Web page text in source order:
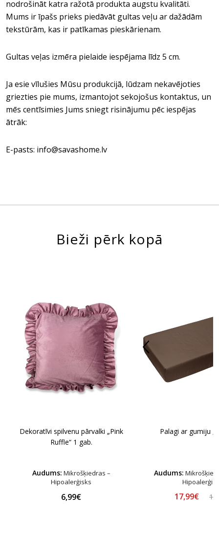
nodrošināt katra ražotā produkta augstu kvalitāti.
Mums ir īpašs prieks piedāvāt gultas veļu ar dažādām
tekstūrām, kas ir patīkamas pieskārienam.
Gultas veļas izmēra pielaide iespējama līdz 5 cm.
Ja esie vīlušies Mūsu produkcijā, lūdzam nekavējoties
griezties pie mums, izmantojot sekojošus kontaktus, un
mēs centīsimies Jums sniegt risinājumu pēc iespējas
ātrāk:
E-pasts: info@savashome.lv
Bieži pērk kopā
Dekoratīvi spilvenu pārvalki „Pink
Ruffle“ 1 gab.
Audums: Mikrošķiedras –
Hipoalerģisks
6,99€
Palagi ar gumiju
Audums:
17,99€